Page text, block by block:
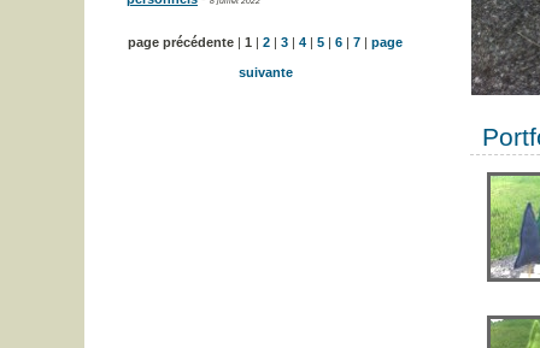
page précédente | 1 | 2 | 3 | 4 | 5 | 6 | 7 | page
suivante